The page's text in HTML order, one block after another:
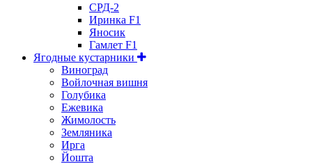
СРД-2
Иринка F1
Яносик
Гамлет F1
Ягодные кустарники
Виноград
Войлочная вишня
Голубика
Ежевика
Жимолость
Земляника
Ирга
Йошта